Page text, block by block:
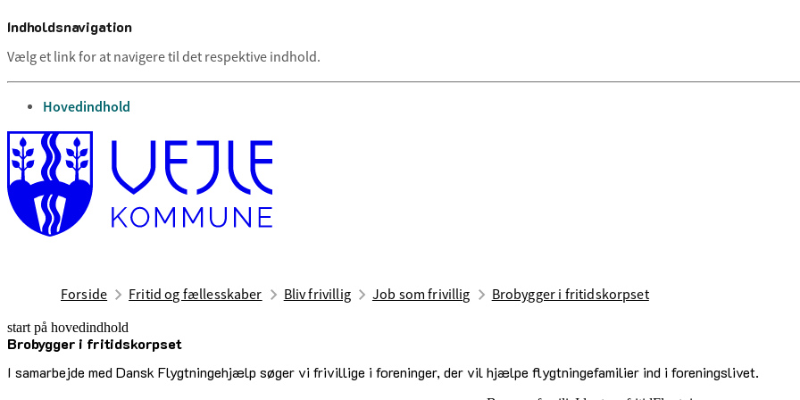
Indholdsnavigation
Vælg et link for at navigere til det respektive indhold.
gå til
Hovedindhold
Forside Fritid og fællesskaber Bliv frivillig Job som frivillig Brobygger i fritidskorpset
start på hovedindhold
Brobygger i fritidskorpset
I samarbejde med Dansk Flygtningehjælp søger vi frivillige i foreninger, der vil hjælpe flygtningefamilier ind i foreningslivet.
senest opdateret 24. februar 2025